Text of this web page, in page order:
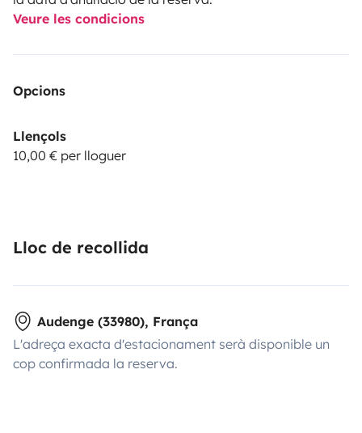
Veure les condicions
Opcions
Llençols
10,00 € per lloguer
Lloc de recollida
Audenge (33980), França
L'adreça exacta d'estacionament serà disponible un
cop confirmada la reserva.